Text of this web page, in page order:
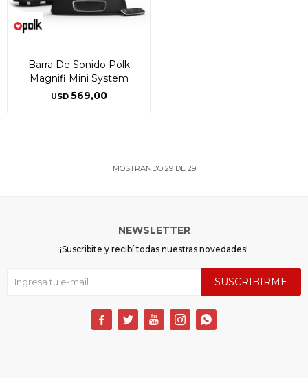
Barra De Sonido Polk
Magnifi Mini System
USD 569,00
MOSTRANDO 29DE 29
NEWSLETTER
¡Suscribite y recibí todas nuestras novedades!
SUSCRIBIRME
    